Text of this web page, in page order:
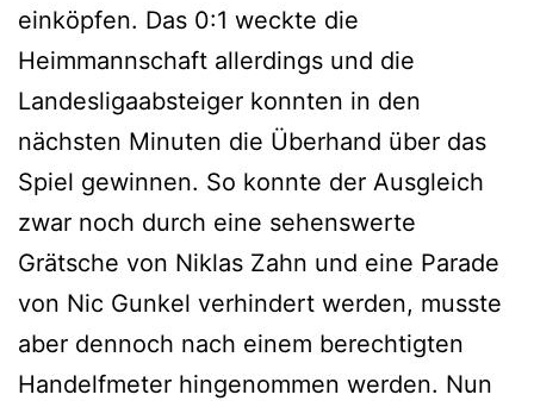
einköpfen. Das 0:1 weckte die
Heimmannschaft allerdings und die
Landesligaabsteiger konnten in den
nächsten Minuten die Überhand über das
Spiel gewinnen. So konnte der Ausgleich
zwar noch durch eine sehenswerte
Grätsche von Niklas Zahn und eine Parade
von Nic Gunkel verhindert werden, musste
aber dennoch nach einem berechtigten
Handelfmeter hingenommen werden. Nun